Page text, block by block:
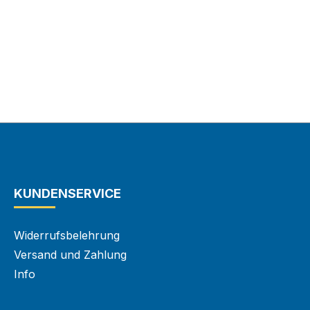
KUNDENSERVICE
Widerrufsbelehrung
Versand und Zahlung
Info